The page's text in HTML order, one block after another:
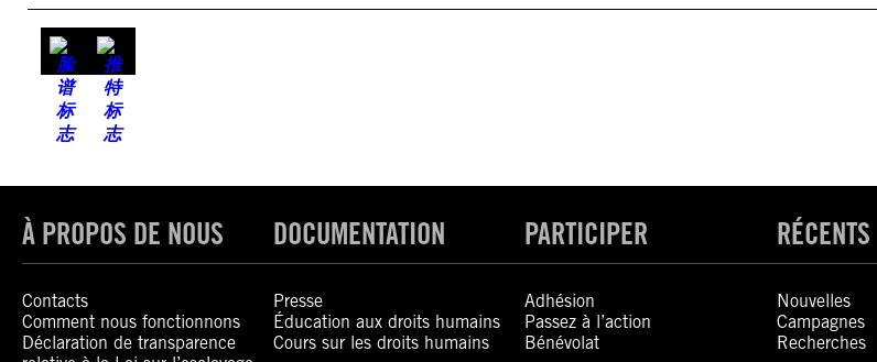
À PROPOS DE NOUS
Contacts
Comment nous fonctionnons
Déclaration de transparence
DOCUMENTATION
Presse
Éducation aux droits humains
Cours sur les droits humains
PARTICIPER
Adhésion
Passez à l’action
Bénévolat
RÉCENTS
Nouvelles
Campagnes
Recherches